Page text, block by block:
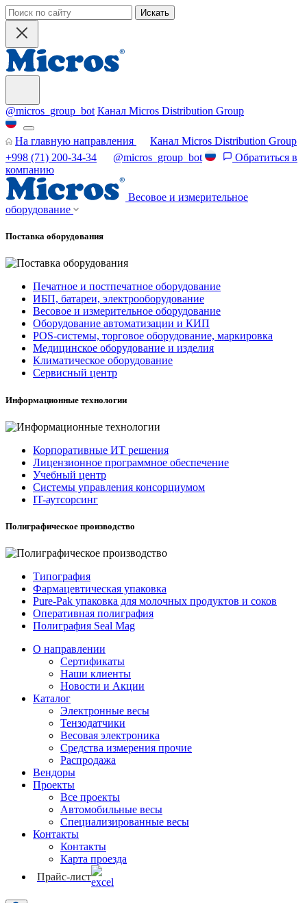
Искать
@micros_group_bot Канал Micros Distribution Group
На главную направления
Канал Micros Distribution Group
+998 (71) 200-34-34
@micros_group_bot
Обратиться в
компанию
Весовое и измерительное
оборудование
Поставка оборудования
Печатное и постпечатное оборудование
ИБП, батареи, электрооборудование
Весовое и измерительное оборудование
Оборудование автоматизации и КИП
POS-системы, торговое оборудование, маркировка
Медицинское оборудование и изделия
Климатическое оборудование
Сервисный центр
Информационные технологии
Корпоративные ИТ решения
Лицензионное программное обеспечение
Учебный центр
Системы управления консорциумом
IT-аутсорсинг
Полиграфическое производство
Типография
Фармацевтическая упаковка
Pure-Pak упаковка для молочных продуктов и соков
Оперативная полиграфия
Полиграфия Seal Mag
О направлении
Сертификаты
Наши клиенты
Новости и Акции
Каталог
Электронные весы
Тензодатчики
Весовая электроника
Средства измерения прочие
Распродажа
Вендоры
Проекты
Все проекты
Автомобильные весы
Специализированные весы
Контакты
Контакты
Карта проезда
Прайс-лист